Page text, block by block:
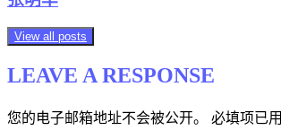
View all posts
LEAVE A RESPONSE
您的电子邮箱地址不会被公开。 必填项已用